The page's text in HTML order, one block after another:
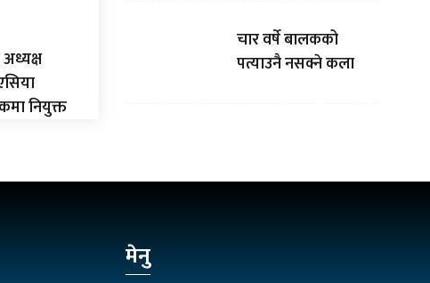
नियुक्त
चार वर्षे बालकको
पत्याउनै नसक्ने कला
मेनु